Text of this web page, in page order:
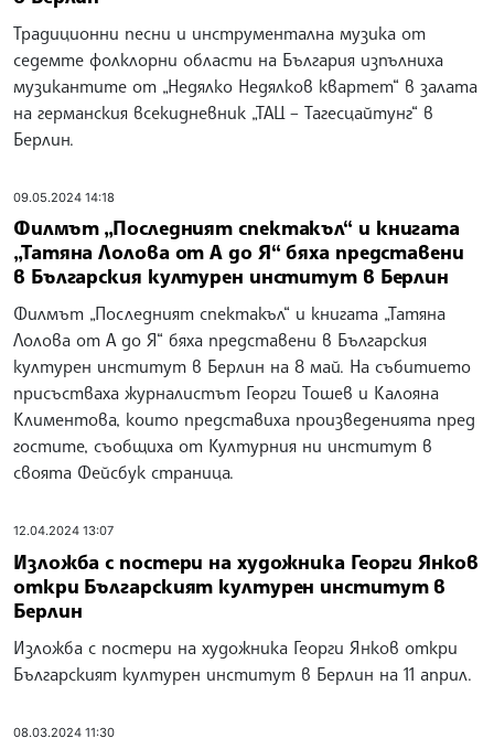
Традиционни песни и инструментална музика от
седемте фолклорни области на България изпълниха
музикантите от „Недялко Недялков квартет“ в залата
на германския всекидневник „ТАЦ – Тагесцайтунг“ в
Берлин.
09.05.2024 14:18
Филмът „Последният спектакъл“ и книгата
„Татяна Лолова от А до Я“ бяха представени
в Българския културен институт в Берлин
Филмът „Последният спектакъл“ и книгата „Татяна
Лолова от А до Я“ бяха представени в Българския
културен институт в Берлин на 8 май. На събитието
присъстваха журналистът Георги Тошев и Калояна
Климентова, които представиха произведенията пред
гостите, съобщиха от Културния ни институт в
своята Фейсбук страница.
12.04.2024 13:07
Изложба с постери на художника Георги Янков
откри Българският културен институт в
Берлин
Изложба с постери на художника Георги Янков откри
Българският културен институт в Берлин на 11 април.
08.03.2024 11:30